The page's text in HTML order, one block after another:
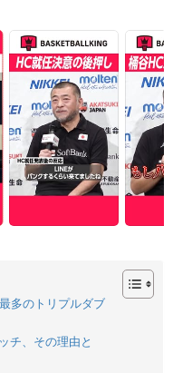
多のトリプルダブ
チ、その理由と